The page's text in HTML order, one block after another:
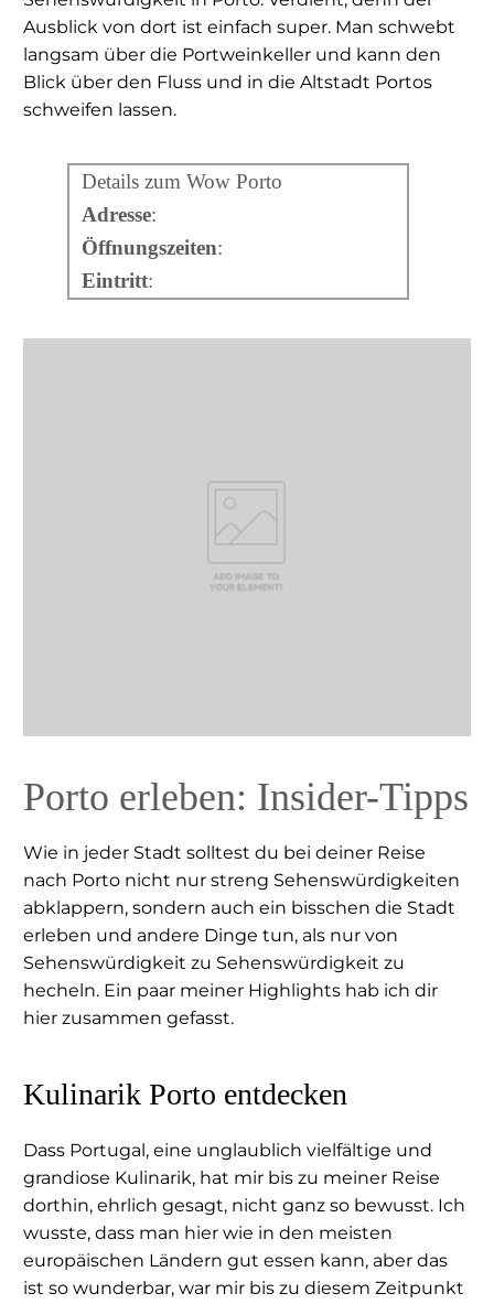
Ausblick von dort ist einfach super. Man schwebt
langsam über die Portweinkeller und kann den
Blick über den Fluss und in die Altstadt Portos
schweifen lassen.
Details zum Wow Porto
Adresse:
Öffnungszeiten:
Eintritt:
Porto erleben: Insider-Tipps
Wie in jeder Stadt solltest du bei deiner Reise
nach Porto nicht nur streng Sehenswürdigkeiten
abklappern, sondern auch ein bisschen die Stadt
erleben und andere Dinge tun, als nur von
Sehenswürdigkeit zu Sehenswürdigkeit zu
hecheln. Ein paar meiner Highlights hab ich dir
hier zusammen gefasst.
Kulinarik Porto entdecken
Dass Portugal, eine unglaublich vielfältige und
grandiose Kulinarik, hat mir bis zu meiner Reise
dorthin, ehrlich gesagt, nicht ganz so bewusst. Ich
wusste, dass man hier wie in den meisten
europäischen Ländern gut essen kann, aber das
ist so wunderbar, war mir bis zu diesem Zeitpunkt